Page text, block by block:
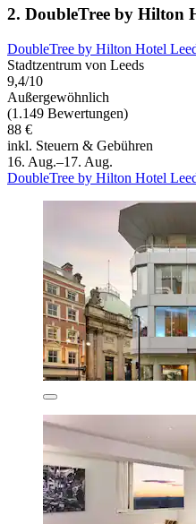
2. DoubleTree by Hilton
DoubleTree by Hilton Hotel
Stadtzentrum von Leeds
9,4/10
Außergewöhnlich
(1.149 Bewertungen)
88 €
inkl. Steuern & Gebühren
16. Aug.–17. Aug.
DoubleTree by Hilton Hotel